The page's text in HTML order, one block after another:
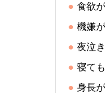
食欲
機嫌
夜泣
寝て
身長